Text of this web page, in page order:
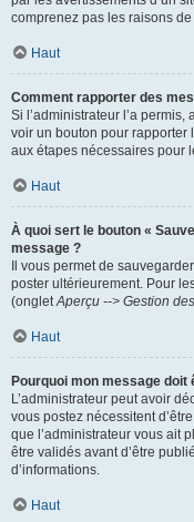
comprenez pas les raisons
Haut
Comment rapporter des
Si l’administrateur l’a
voir un bouton pour rapporter
aux étapes nécessaires pour
Haut
À quoi sert le bouton «
message ?
Il vous permet de
poster ultérieurement. Pour
(ongletAperçu --> Gestion
Haut
Pourquoi mon message doit
L’administrateur peut avoir
vous postez nécessitent
que l’administrateur vous ait
être validés avant d’être
d’informations.
Haut